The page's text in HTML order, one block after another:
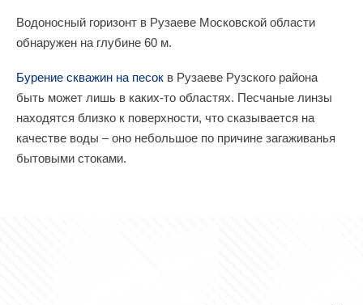
Водоносный горизонт в Рузаеве Московской области
обнаружен на глубине 60 м.
Бурение скважин на песок в Рузаеве Рузского района
быть может лишь в каких-то областях. Песчаные линзы
находятся близко к поверхности, что сказывается на
качестве воды – оно небольшое по причине загаживанья
бытовыми стоками.